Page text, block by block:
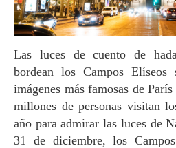
Las luces de cuento de hadas en los árboles que
bordean los Campos Elíseos
imágenes más famosas de
millones de personas visitan
año para admirar las luces de
31 de diciembre, los